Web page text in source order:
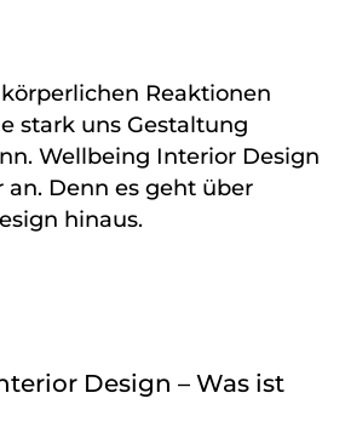
Reaktionen
stark uns Gestaltung
Wellbeing Interior Design
an. Denn es geht über
hinaus.
Design – Was ist